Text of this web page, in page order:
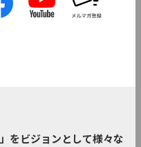
をビジョンとして様々な